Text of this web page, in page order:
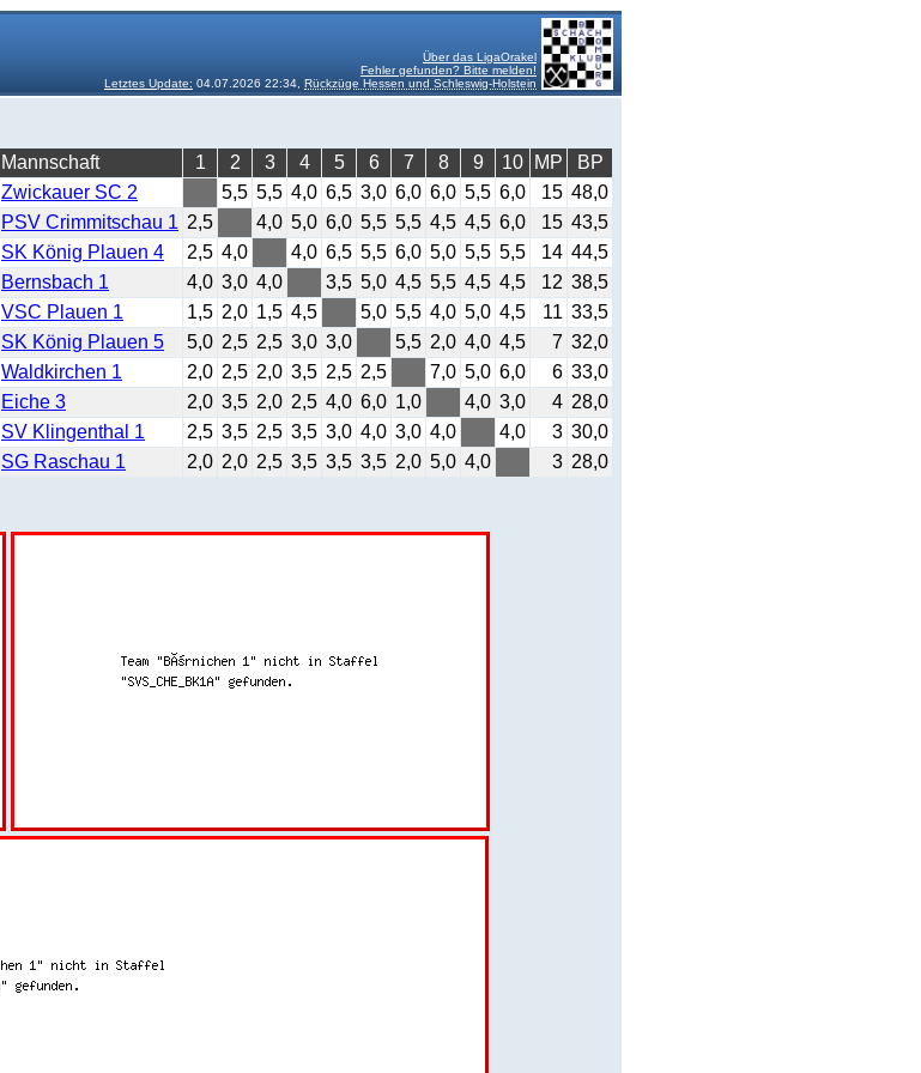
Über das LigaOrakel
Fehler gefunden? Bitte melden!
Letztes Update: 04.07.2026 22:34, Rückzüge Hessen und Schleswig-Holstein
Mannschaft 1 2 3 4 5 6 7 8 9 10 MP
BP
Zwickauer SC 2 5,5 5,5 4,0 6,5 3,0 6,0 6,0 5,5 6,0 15 48,0
PSV Crimmitschau 1 2,5 4,0 5,0 6,0 5,5 5,5 4,5 4,5 6,0 15 43,5
SK König Plauen 4 2,5 4,0 4,0 6,5 5,5 6,0 5,0 5,5 5,5 14 44,5
Bernsbach 1 4,0 3,0 4,0 3,5 5,0 4,5 5,5 4,5 4,5 12 38,5
VSC Plauen 1 1,5 2,0 1,5 4,5 5,0 5,5 4,0 5,0 4,5 11 33,5
SK König Plauen 5 5,0 2,5 2,5 3,0 3,0 5,5 2,0 4,0 4,5 7 32,0
Waldkirchen 1 2,0 2,5 2,0 3,5 2,5 2,5 7,0 5,0 6,0 6 33,0
Eiche 3 2,0 3,5 2,0 2,5 4,0 6,0 1,0 4,0 3,0 4 28,0
SV Klingenthal 1 2,5 3,5 2,5 3,5 3,0 4,0 3,0 4,0 4,0 3 30,0
SG Raschau 1 2,0 2,0 2,5 3,5 3,5 3,5 2,0 5,0 4,0 3 28,0